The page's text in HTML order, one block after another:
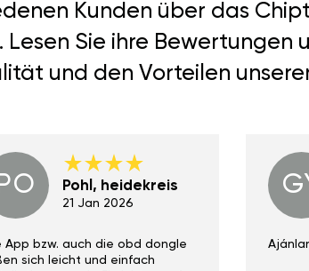
Kunden über das
Lesen Sie ihre
und den Vorteilen
PO Pohl, heidekreis
21 Jan 2026
App bzw. auch die obd dongle
sich leicht und einfach